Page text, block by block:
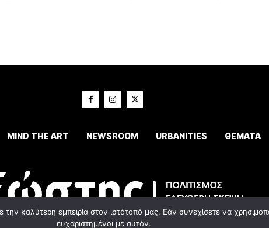
MIND THE ART NEWSROOM URBANITIES ΘΕΜΑΤΑ
καλύτερη εμπειρία στον ιστότοπό μας. Εάν συνεχίσετε να
ευχαριστημένοι με αυτόν.